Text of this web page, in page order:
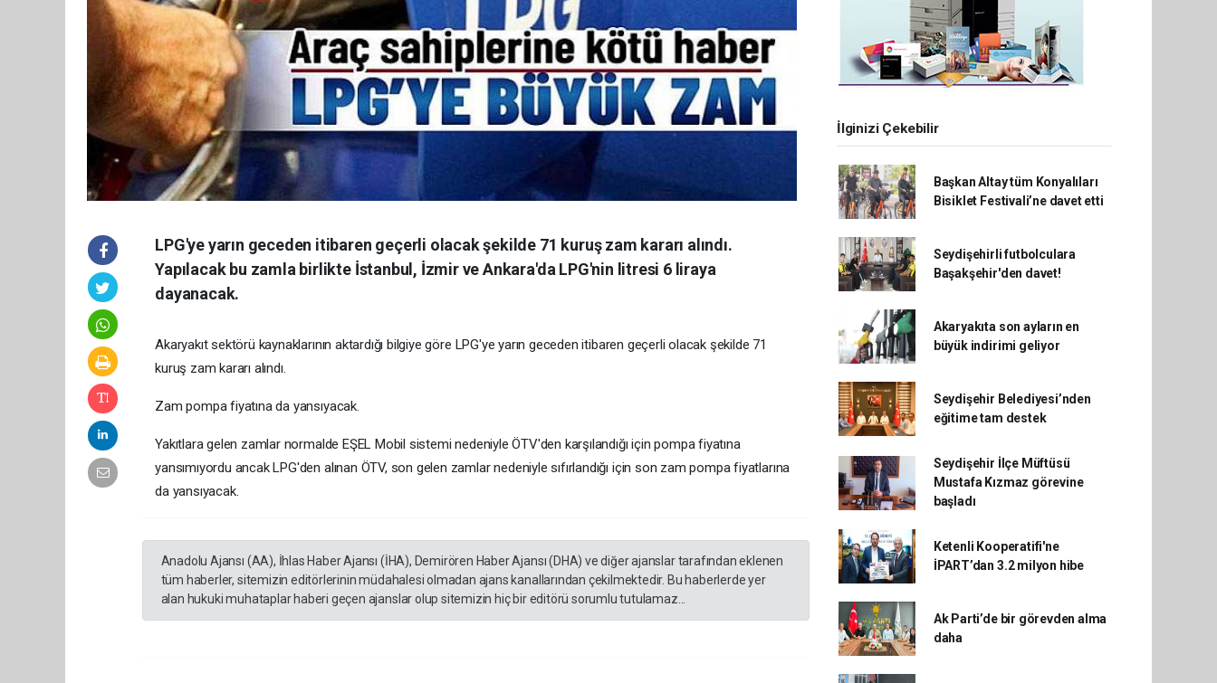
LPG'ye yarın geceden itibaren geçerli olacak şekilde 71 kuruş zam kararı alındı.
Yapılacak bu zamla birlikte İstanbul, İzmir ve Ankara'da LPG'nin litresi 6 liraya
dayanacak.
Akaryakıt sektörü kaynaklarının aktardığı bilgiye göre LPG'ye yarın geceden itibaren geçerli olacak şekilde 71
kuruş zam kararı alındı.
Zam pompa fiyatına da yansıyacak.
Yakıtlara gelen zamlar normalde EŞEL Mobil sistemi nedeniyle ÖTV'den karşılandığı için pompa fiyatına
yansımıyordu ancak LPG'den alınan ÖTV, son gelen zamlar nedeniyle sıfırlandığı için son zam pompa fiyatlarına
da yansıyacak.
Anadolu Ajansı (AA), İhlas Haber Ajansı (İHA), Demirören Haber Ajansı (DHA) ve diğer ajanslar tarafından eklenen
tüm haberler, sitemizin editörlerinin müdahalesi olmadan ajans kanallarından çekilmektedir. Bu haberlerde yer
alan hukuki muhataplar haberi geçen ajanslar olup sitemizin hiç bir editörü sorumlu tutulamaz...
İlginizi Çekebilir
Başkan Altay tüm Konyalıları
Bisiklet Festivali’ne davet etti
Seydişehirli futbolculara
Başakşehir'den davet!
Akaryakıta son ayların en
büyük indirimi geliyor
Seydişehir Belediyesi’nden
eğitime tam destek
Seydişehir İlçe Müftüsü
Mustafa Kızmaz görevine
başladı
Ketenli Kooperatifi'ne
İPART’dan 3.2 milyon hibe
Ak Parti’de bir görevden alma
daha